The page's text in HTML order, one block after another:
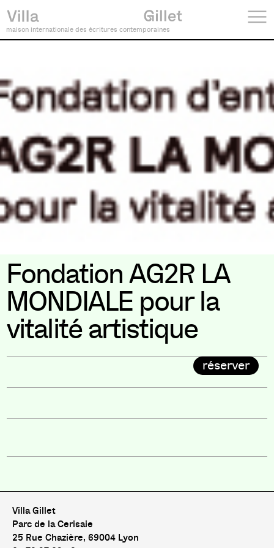
maison internationale des écritures contemporaines
Fondation AG2R LA
MONDIALE pour la
vitalité artistique
réserver
Villa Gillet
Parc de la Cerisaie
25 Rue Chazière, 69004 Lyon